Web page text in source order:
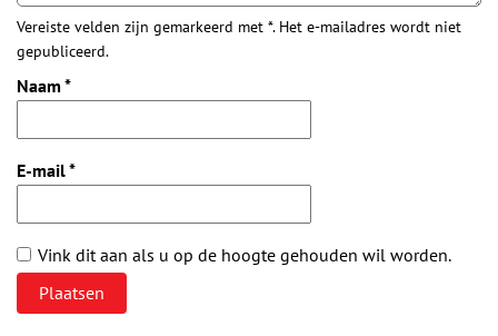
Vereiste velden zijn gemarkeerd met *. Het e-mailadres wordt niet
gepubliceerd.
Naam *
E-mail*
Vink dit aan als u op de hoogte gehouden wil worden.